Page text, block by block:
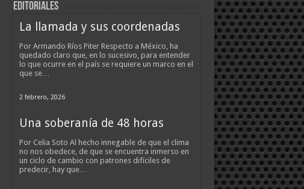
EDITORIALES
La llamada y sus coordenadas
Por Armando Ríos Piter Respecto a México, ha
quedado claro que, en lo sucesivo, para entender
lo que ocurre en el país se requiere un marco en el
que se…
2 febrero, 2026
Una soberanía de 48 horas
Por Celia Soto Al hecho innegable de que el clima
no nos obedece, de que se encuentra inmerso en
un ciclo de cambio con patrones difíciles de
predecir, hay que…